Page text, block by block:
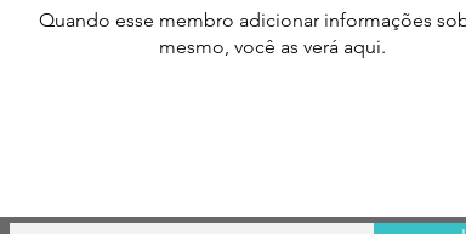
Quando esse membro adicionar informações
mesmo, você as verá aqui.